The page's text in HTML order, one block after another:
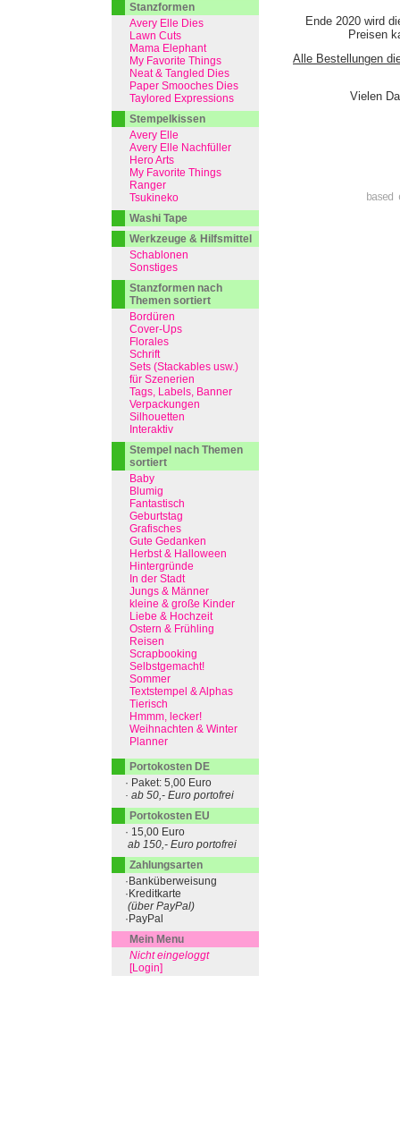
Ende 2020 wird
Preisen
Alle Bestellungen
Vielen
Stanzformen
Avery Elle Dies
Lawn Cuts
Mama Elephant
My Favorite Things
Neat & Tangled Dies
Paper Smooches Dies
Taylored Expressions
Stempelkissen
Avery Elle
Avery Elle Nachfüller
Hero Arts
My Favorite Things
Ranger
Tsukineko
Washi Tape
Werkzeuge & Hilfsmittel
Schablonen
Sonstiges
Stanzformen nach
Themen sortiert
Bordüren
Cover-Ups
Florales
Schrift
Sets (Stackables usw.)
für Szenerien
Tags, Labels, Banner
Verpackungen
Silhouetten
Interaktiv
Stempel nach Themen
sortiert
Baby
Blumig
Fantastisch
Geburtstag
Grafisches
Gute Gedanken
Herbst & Halloween
Hintergründe
In der Stadt
Jungs & Männer
kleine & große Kinder
Liebe & Hochzeit
Ostern & Frühling
Reisen
Scrapbooking
Selbstgemacht!
Sommer
Textstempel & Alphas
Tierisch
Hmmm, lecker!
Weihnachten & Winter
Planner
Portokosten DE
· Paket: 5,00 Euro
· ab 50,- Euro portofrei
Portokosten EU
· 15,00 Euro
ab 150,- Euro portofrei
Zahlungsarten
·Banküberweisung
·Kreditkarte
(über PayPal)
·PayPal
Mein Menu
Nicht eingeloggt
[Login]